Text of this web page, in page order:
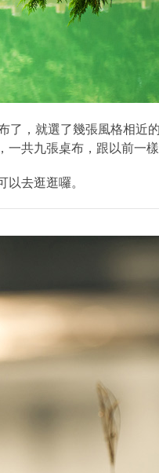
了，就選了幾張風格相近
共九張桌布，跟以前一樣
以去逛逛囉。